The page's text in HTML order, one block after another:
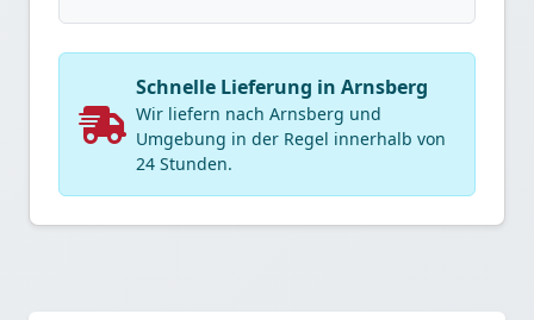
Schnelle Lieferung in Arnsberg
Wir liefern nach Arnsberg und
Umgebung in der Regel innerhalb von
24 Stunden.